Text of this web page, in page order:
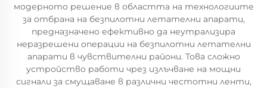
модерното решение в областта на технологиите
за отбрана на безпилотни летателни апарати,
предназначено ефективно да неутрализира
неразрешени операции на безпилотни летателни
апарати в чувствителни райони. Това сложно
устройство работи чрез излъчване на мощни
сигнали за смущаване в различни честотни ленти,